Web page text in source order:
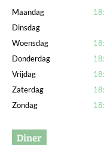
Maandag
Dinsdag
Woensdag
Donderdag
Vrijdag
Zaterdag
Zondag
Diner